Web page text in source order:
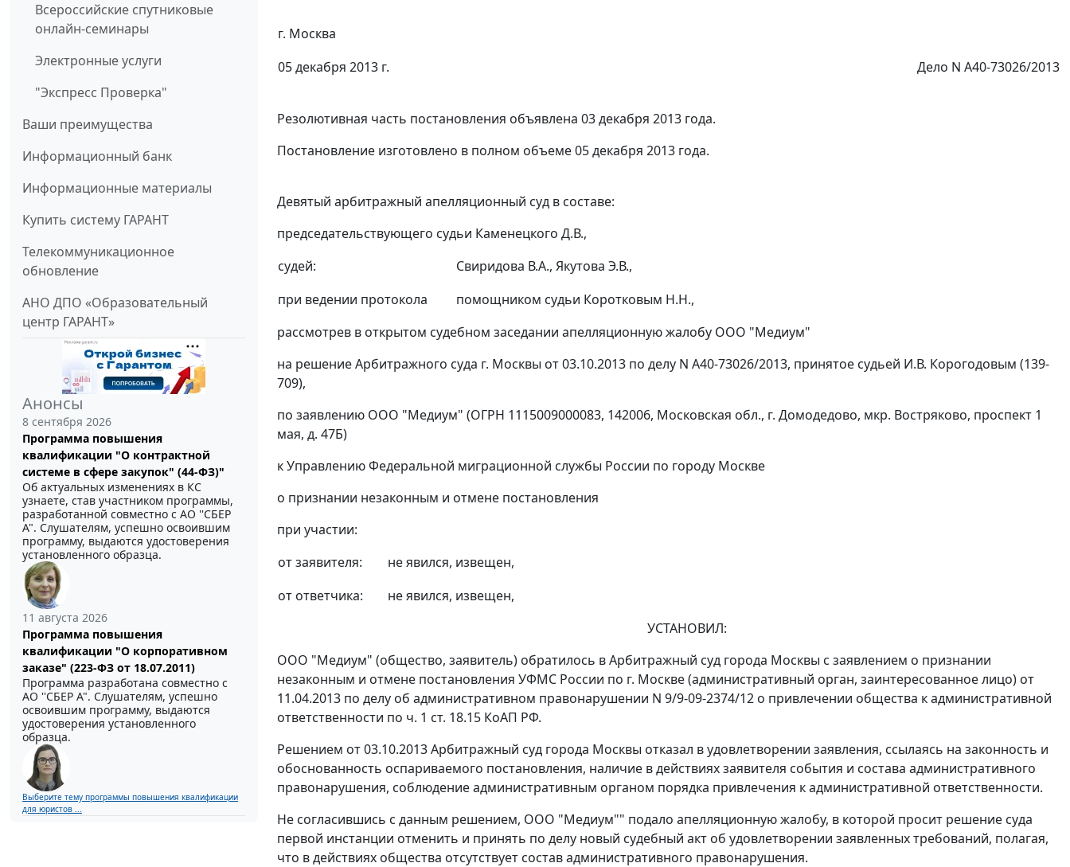
Всероссийские спутниковые
онлайн-семинары
Электронные услуги
"Экспресс Проверка"
Ваши преимущества
Информационный банк
Информационные материалы
Купить систему ГАРАНТ
Телекоммуникационное
обновление
АНО ДПО «Образовательный
центр ГАРАНТ»
Анонсы
8 сентября 2026
Программа повышения
квалификации "О контрактной
системе в сфере закупок" (44-ФЗ)"
Об актуальных изменениях в КС
узнаете, став участником программы,
разработанной совместно с АО ''СБЕР
А". Слушателям, успешно освоившим
программу, выдаются удостоверения
установленного образца.
11 августа 2026
Программа повышения
квалификации "О корпоративном
заказе" (223-ФЗ от 18.07.2011)
Программа разработана совместно с
АО ''СБЕР А". Слушателям, успешно
освоившим программу, выдаются
удостоверения установленного
образца.
Выберите тему программы повышения квалификации
для юристов ...
г. Москва
05 декабря 2013 г.
Дело N А40-73026/2013
Резолютивная часть постановления объявлена 03 декабря 2013 года.
Постановление изготовлено в полном объеме 05 декабря 2013 года.
Девятый арбитражный апелляционный суд в составе:
председательствующего судьи Каменецкого Д.В.,
судей:
Свиридова В.А., Якутова Э.В.,
при ведении протокола
помощником судьи Коротковым Н.Н.,
рассмотрев в открытом судебном заседании апелляционную жалобу ООО "Медиум"
на решениеАрбитражного суда г. Москвы от 03.10.2013 по делу N А40-73026/2013, принятое судьей И.В. Корогодовым (139-
709),
по заявлению ООО "Медиум" (ОГРН 1115009000083, 142006, Московская обл., г. Домодедово, мкр. Востряково, проспект 1
мая, д. 47Б)
к Управлению Федеральной миграционной службы России по городу Москве
о признании незаконным и отмене постановления
при участии:
от заявителя:
не явился, извещен,
от ответчика:
не явился, извещен,
УСТАНОВИЛ:
ООО "Медиум" (общество, заявитель) обратилось в Арбитражный суд города Москвы с заявлением о признании
незаконным и отмене постановления УФМС России по г. Москве (административный орган, заинтересованное лицо) от
11.04.2013 по делу об административном правонарушении N 9/9-09-2374/12 о привлечении общества к административной
ответственности по ч. 1 ст. 18.15 КоАП РФ.
Решением от 03.10.2013 Арбитражный суд города Москвы отказал в удовлетворении заявления, ссылаясь на законность и
обоснованность оспариваемого постановления, наличие в действиях заявителя события и состава административного
правонарушения, соблюдение административным органом порядка привлечения к административной ответственности.
Не согласившись с данным решением, ООО "Медиум"" подало апелляционную жалобу, в которой просит решение суда
первой инстанции отменить и принять по делу новый судебный акт об удовлетворении заявленных требований, полагая,
что в действиях общества отсутствует состав административного правонарушения.